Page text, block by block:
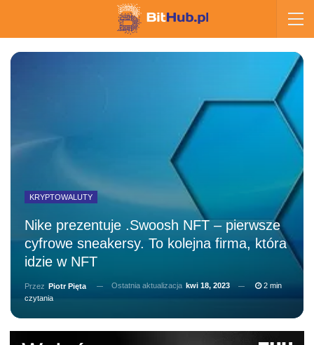
KRYPTOWALUTY
Nike prezentuje .Swoosh NFT – pierwsze
cyfrowe sneakersy. To kolejna firma, która
idzie w NFT
Przez Piotr Pięta Ostatnia aktualizacja kwi 18, 2023
2 min
czytania